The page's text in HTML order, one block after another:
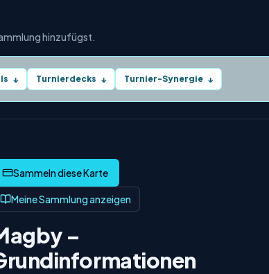
hinzufügst.
↓ Turnierdecks ↓ Turnier-Synergie ↓
Meine Sammlung anzeigen
–